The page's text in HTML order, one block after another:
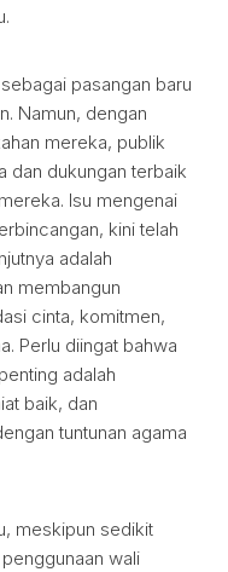
pasangan baru
Namun, dengan
mereka, publik
dan dukungan terbaik
Isu mengenai
kini telah
adalah
membangun
cinta, komitmen,
Perlu diingat bahwa
adalah
baik, dan
tuntunan agama
meskipun sedikit
wali